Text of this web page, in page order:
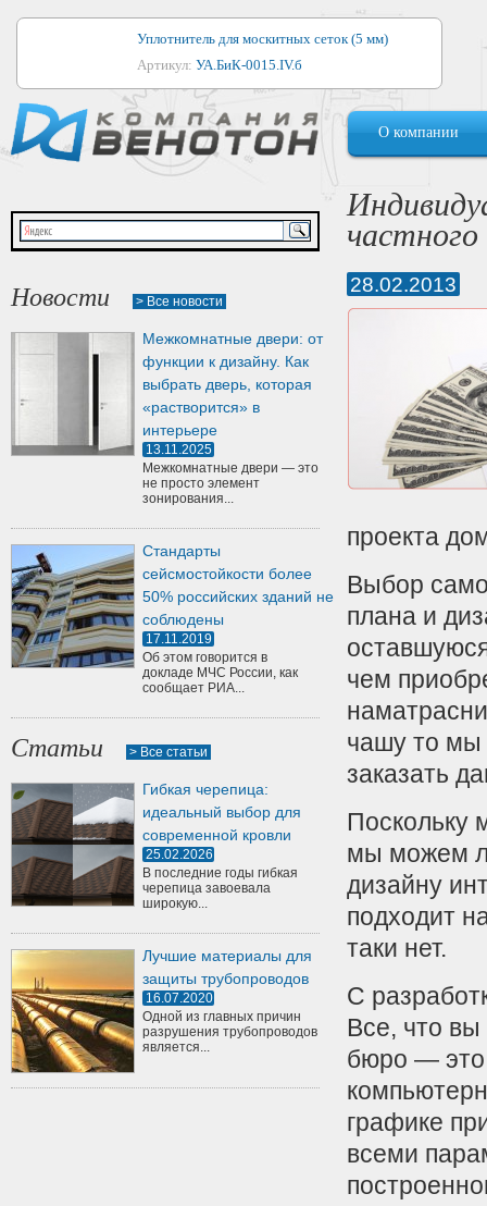
Уплотнитель для москитных сеток (5 мм)
Артикул: УА.БиК-0015.IV.б
Уплотнитель для алюминиевых окон
Артикул:1044
Уплотнитель для деревянных окон
Артикул:УМ.БиК-0062.IV.б
Уплотнитель лоджиевый для (4, 5, 6 мм)
Артикул:
О компании
Новости > Все новости
Межкомнатные двери: от
функции к дизайну. Как
выбрать дверь, которая
«растворится» в
интерьере
13.11.2025
Межкомнатные двери — это
не просто элемент
зонирования...
Стандарты
сейсмостойкости более
50% российских зданий не
соблюдены
17.11.2019
Об этом говорится в
докладе МЧС России, как
сообщает РИА...
Статьи > Все статьи
Гибкая черепица:
идеальный выбор для
современной кровли
25.02.2026
В последние годы гибкая
черепица завоевала
широкую...
Лучшие материалы для
защиты трубопроводов
16.07.2020
Одной из главных причин
разрушения трубопроводов
является...
28.02.2013
проекта
Выбор
плана и
чем
чашу то мы
заказать
Поскольку
мы можем
дизайну
подходит
таки нет.
С
Все, что вы
бюро — это
графике
всеми